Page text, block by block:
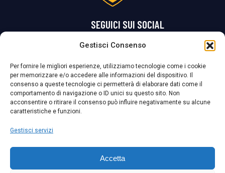
Gestisci Consenso
Per fornire le migliori esperienze, utilizziamo tecnologie come i cookie
per memorizzare e/o accedere alle informazioni del dispositivo. Il
consenso a queste tecnologie ci permetterà di elaborare dati come il
comportamento di navigazione o ID unici su questo sito. Non
acconsentire o ritirare il consenso può influire negativamente su alcune
caratteristiche e funzioni.
Gestisci servizi
Accetta
SEGUICI SUI SOCIAL
La Società ha nominato il Responsabile della Protezione dei Dati Personali (DPO), figura specializzata che vigila sulle modalità adottate dalla
nostra Società per tutelare i Suoi dati personali.